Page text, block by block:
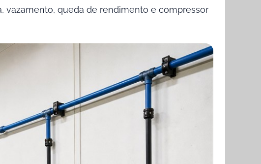
vazamento, queda de rendimento e compressor